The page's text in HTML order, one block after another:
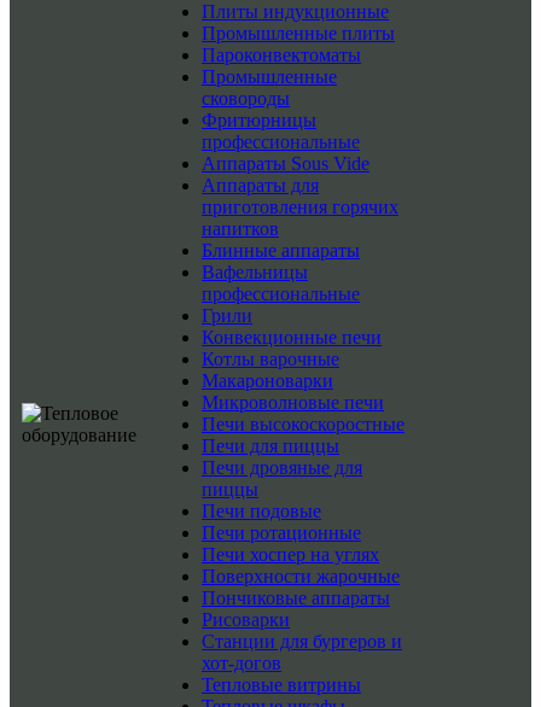
Плиты индукционные
Промышленные плиты
Пароконвектоматы
Промышленные
сковороды
Фритюрницы
профессиональные
Аппараты Sous Vide
Аппараты для
приготовления горячих
напитков
Блинные аппараты
Вафельницы
профессиональные
Грили
Конвекционные печи
Котлы варочные
Макароноварки
Микроволновые печи
Печи высокоскоростные
Печи для пиццы
Печи дровяные для
пиццы
Печи подовые
Печи ротационные
Печи хоспер на углях
Поверхности жарочные
Пончиковые аппараты
Рисоварки
Станции для бургеров и
хот-догов
Тепловые витрины